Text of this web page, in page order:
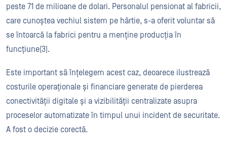
peste 71 de milioane de dolari. Personalul pensionat al fabricii,
care cunoștea vechiul sistem pe hârtie, s-a oferit voluntar să
se întoarcă la fabrici pentru a menține producția în
funcțiune(3)​.
Este important să înțelegem acest caz, deoarece ilustrează
costurile operaționale și financiare generate de pierderea
conectivității digitale și a vizibilității centralizate asupra
proceselor automatizate în timpul unui incident de securitate.
A fost o decizie corectă.